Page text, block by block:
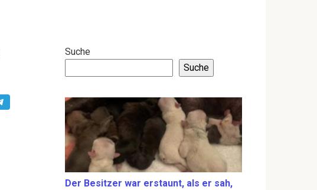
Suche
Suche
Der Besitzer war erstaunt, als er sah,